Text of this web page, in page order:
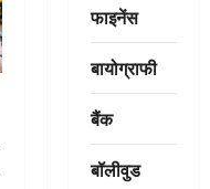
फाइनेंस
बायोग्राफी
बैंक
बॉलीवुड